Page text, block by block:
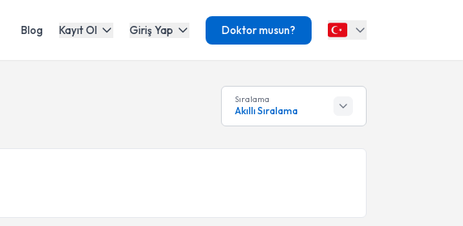
Blog Kayıt Ol Giriş Yap Doktor musun?
Sıralama
Akıllı Sıralama